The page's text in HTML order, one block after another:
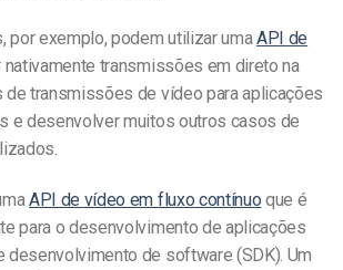
por exemplo, podem utilizar umaAPI de
nativamente transmissões em direto na
de transmissões de vídeo para aplicações
e desenvolver muitos outros casos de
API de vídeo em fluxo contínuo que é
para o desenvolvimento de aplicações
desenvolvimento de software (SDK). Um